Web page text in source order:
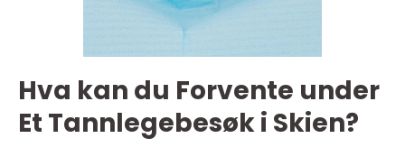
Hva kan du Forvente under
Et Tannlegebesøk i Skien?